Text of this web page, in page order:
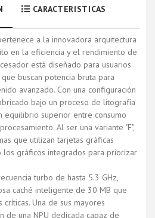
CARACTERISTICAS
a la innovadora arquitectura
en la eficiencia y el rendimiento de
está diseñado para usuarios
buscan potencia bruta para
avanzado. Con una configuración
bajo un proceso de litografía
equilibrio superior entre consumo
Al ser una variante "F",
que utilizan tarjetas gráficas
los gráficos integrados para priorizar
turbo de hasta 5.3 GHz,
caché inteligente de 30 MB que
Una de sus mayores
de una NPU dedicada capaz de